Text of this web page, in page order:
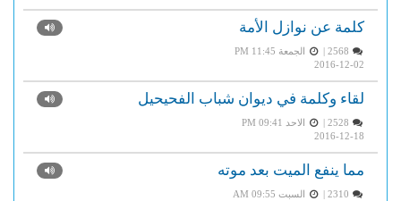
كلمة عن نوازل الأمة
الجمعة PM 11:45
2016-12-02
لقاء وكلمة في ديوان شباب الفحيحيل
الاحد PM 09:41
2016-12-18
مما ينفع الميت بعد موته
السبت AM 09:55